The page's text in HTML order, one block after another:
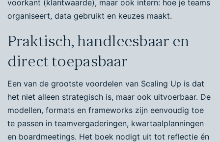
voorkant (klantwaarde), maar ook intern: hoe je teams
organiseert, data gebruikt en keuzes maakt.
Praktisch, handleesbaar en
direct toepasbaar
Een van de grootste voordelen van Scaling Up is dat
het niet alleen strategisch is, maar ook uitvoerbaar. De
modellen, formats en frameworks zijn eenvoudig toe
te passen in teamvergaderingen, kwartaalplanningen
en boardmeetings. Het boek nodigt uit tot reflectie én